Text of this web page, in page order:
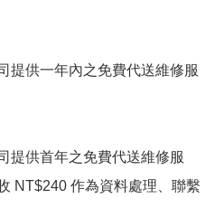
提供一年內之免費代送維修服
提供首年之免費代送維修服
NT$240 作為資料處理、聯繫